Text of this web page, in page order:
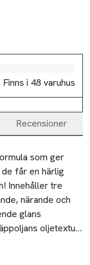
Finns i 48 varuhus
Recensioner
som ger
får en härlig
Innehåller tre
närande och
glans
oljetextur
vid